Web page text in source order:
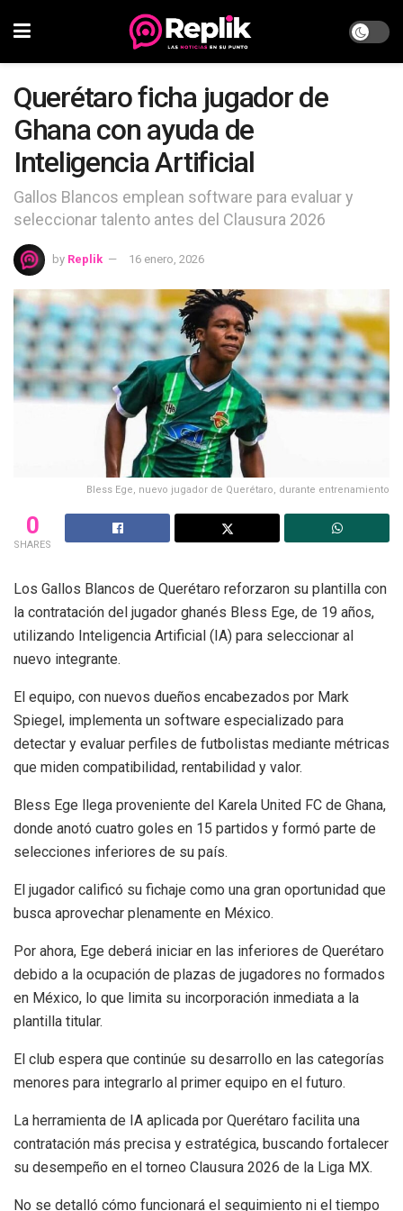
Querétaro ficha jugador de
Ghana con ayuda de
Inteligencia Artificial
Gallos Blancos emplean software para evaluar y
seleccionar talento antes del Clausura 2026
by Replik 16 enero, 2026
Bless Ege, nuevo jugador de Querétaro, durante entrenamiento
0
SHARES
Los Gallos Blancos de Querétaro reforzaron su plantilla con
la contratación del jugador ghanés Bless Ege, de 19 años,
utilizando Inteligencia Artificial (IA) para seleccionar al
nuevo integrante.
El equipo, con nuevos dueños encabezados por Mark
Spiegel, implementa un software especializado para
detectar y evaluar perfiles de futbolistas mediante métricas
que miden compatibilidad, rentabilidad y valor.
Bless Ege llega proveniente del Karela United FC de Ghana,
donde anotó cuatro goles en 15 partidos y formó parte de
selecciones inferiores de su país.
El jugador calificó su fichaje como una gran oportunidad que
busca aprovechar plenamente en México.
Por ahora, Ege deberá iniciar en las inferiores de Querétaro
debido a la ocupación de plazas de jugadores no formados
en México, lo que limita su incorporación inmediata a la
plantilla titular.
El club espera que continúe su desarrollo en las categorías
menores para integrarlo al primer equipo en el futuro.
La herramienta de IA aplicada por Querétaro facilita una
contratación más precisa y estratégica, buscando fortalecer
su desempeño en el torneo Clausura 2026 de la Liga MX.
No se detalló cómo funcionará el seguimiento ni el tiempo